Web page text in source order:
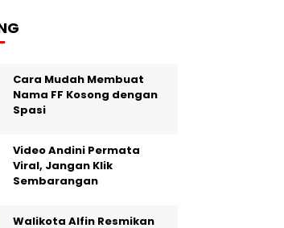
Cara Mudah Membuat
Nama FF Kosong dengan
Spasi
Video Andini Permata
Viral, Jangan Klik
Sembarangan
Walikota Alfin Resmikan